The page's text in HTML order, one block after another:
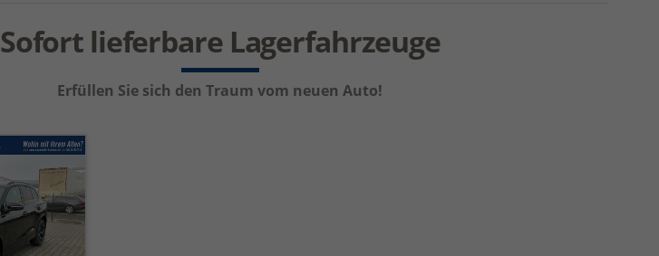
Sofort lieferbare Lagerfahrzeuge
Erfüllen Sie sich den Traum vom neuen Auto!